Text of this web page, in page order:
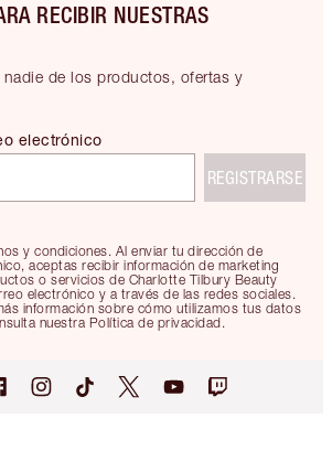
RECIBIR NUESTRAS
nadie de los productos, ofertas y
y condiciones. Al enviar tu dirección de
aceptas recibir información de marketing
o servicios de Charlotte Tilbury Beauty
electrónico y a través de las redes sociales.
información sobre cómo utilizamos tus datos
nuestra Política de privacidad.
electrónico
REGISTRARSE